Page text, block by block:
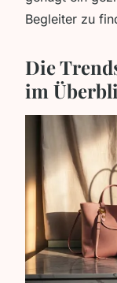
Begleiter zu
Die
im